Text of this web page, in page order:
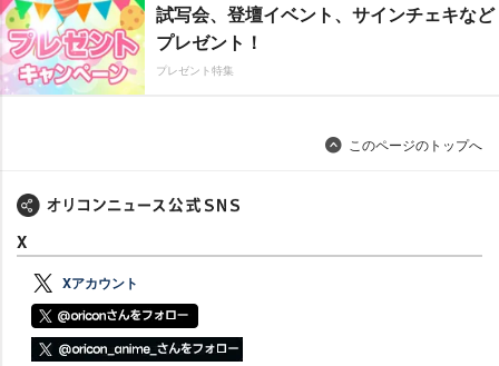
試写会、登壇イベント、サインチェキなど
プレゼント！
プレゼント特集
このページのトップへ
X
Xアカウント